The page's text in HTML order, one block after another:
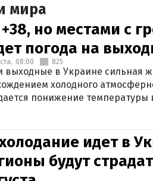
мира
но местами с
погода на
08:00 825
выходные в Украине сильная
холодного
понижение температуры
идет в
будут